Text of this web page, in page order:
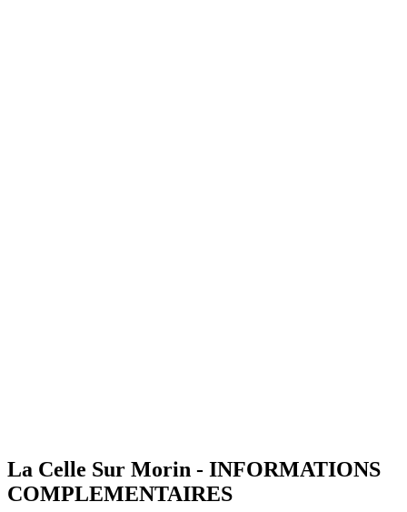
La Celle Sur Morin - INFORMATIONS
COMPLEMENTAIRES